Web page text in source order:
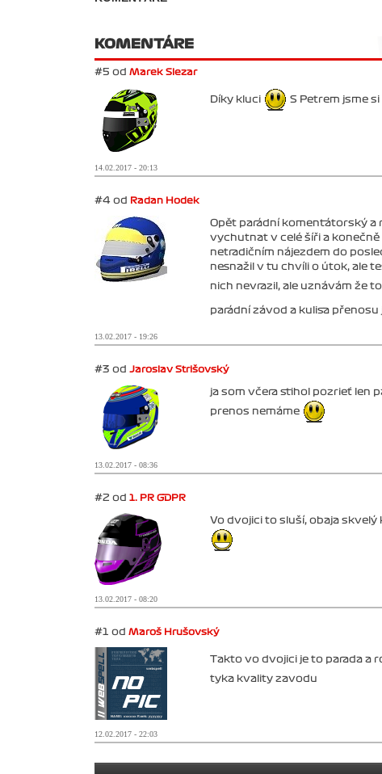
KOMENTÁRE
#5 od Marek Slezar
Díky kluci S Petrem jsme
14.02.2017 - 20:13
#4 od Radan Hodek
Opět parádní komentátorský a
vychutnat v celé šíři a konečně
netradičním nájezdem do
nesnažil v tu chvíli o útok, ale
nich nevrazil, ale uznávám že
parádní závod a kulisa přenosu
13.02.2017 - 19:26
#3 od Jaroslav Strišovský
ja som včera stihol pozrieť len
prenos nemáme
13.02.2017 - 08:36
#2 od 1. PR GDPR
Vo dvojici to sluší, obaja skvelý
13.02.2017 - 08:20
#1 od Maroš Hrušovský
Takto vo dvojici je to parada a
tyka kvality zavodu
12.02.2017 - 22:03